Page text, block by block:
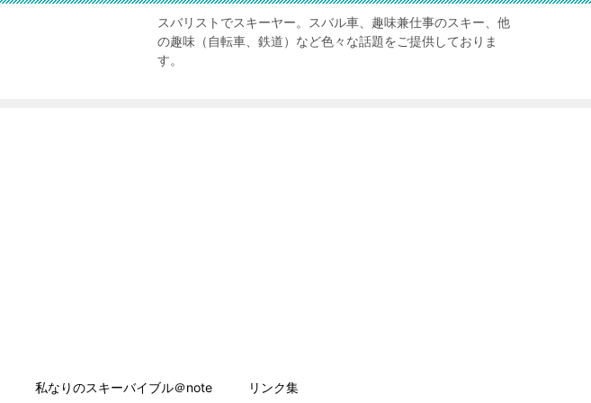
スバリストでスキーヤー。スバル車、趣味兼仕事のスキー、他
の趣味（自転車、鉄道）など色々な話題をご提供しておりま
す。
私なりのスキーバイブル＠note リンク集